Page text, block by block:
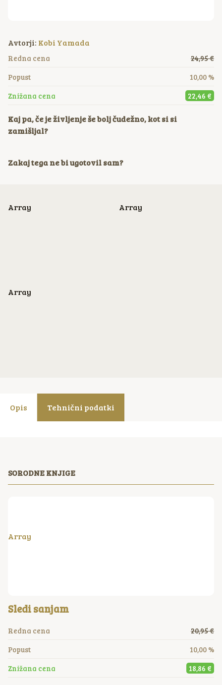
Avtorji: Kobi Yamada
Redna cena
24,95 €
Popust
10,00 %
Znižana cena
22,46 €
Kaj pa, če je življenje še bolj čudežno, kot si si
zamišljal?
Zakaj tega ne bi ugotovil sam?
Array Array
Array
Opis Tehnični podatki
SORODNE KNJIGE
Array
Sledi sanjam
Redna cena
20,95 €
Popust
10,00 %
Znižana cena
18,86 €